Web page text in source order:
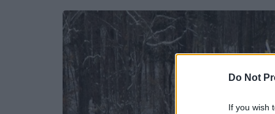
Do Not
If you wish